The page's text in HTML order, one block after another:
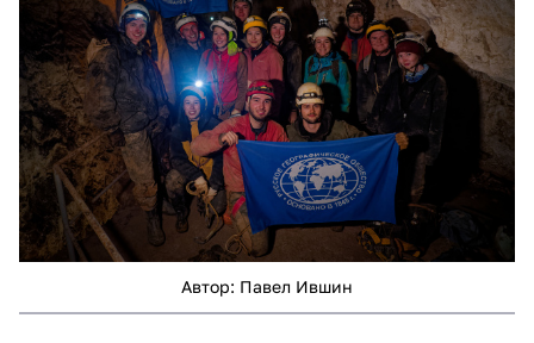
Автор: Павел Ившин